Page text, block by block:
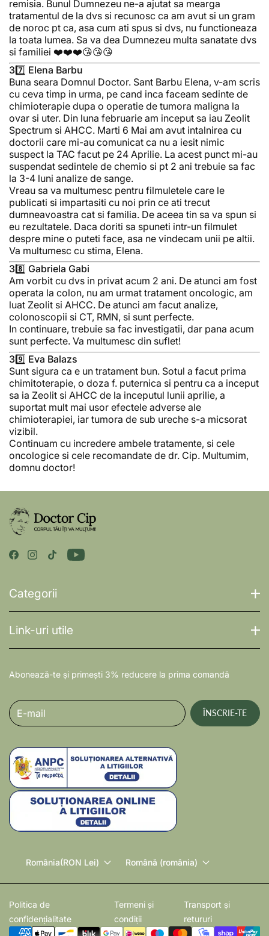
remisia. Bunul Dumnezeu ne-a ajutat sa mearga
tratamentul de la dvs si recunosc ca am avut si un gram
de noroc pt ca, asa cum ati spus si dvs, nu functioneaza
la toata lumea. Sa va dea Dumnezeu multa sanatate dvs
si familiei ❤️❤️❤️😘😘😘
37️⃣ Elena Barbu
Buna seara Domnul Doctor. Sant Barbu Elena, v-am scris
cu ceva timp in urma, pe cand inca faceam sedinte de
chimioterapie dupa o operatie de tumora maligna la
ovar si uter. Din luna februarie am inceput sa iau Zeolit
Spectrum si AHCC. Marti 6 Mai am avut intalnirea cu
doctorii care mi-au comunicat ca nu a iesit nimic
suspect la TAC facut pe 24 Aprilie. La acest punct mi-au
suspendat sedintele de chemio si pt 2 ani trebuie sa fac
la 3-4 luni analize de sange.
Vreau sa va multumesc pentru filmuletele care le
publicati si impartasiti cu noi prin ce ati trecut
dumneavoastra cat si familia. De aceea tin sa va spun si
eu rezultatele. Daca doriti sa spuneti intr-un filmulet
despre mine o puteti face, asa ne vindecam unii pe altii.
Va multumesc cu stima, Elena.
38️⃣ Gabriela Gabi
Am vorbit cu dvs in privat acum 2 ani. De atunci am fost
operata la colon, nu am urmat tratament oncologic, am
luat Zeolit si AHCC. De atunci am facut analize,
colonoscopii si CT, RMN, si sunt perfecte.
In continuare, trebuie sa fac investigatii, dar pana acum
sunt perfecte. Va multumesc din suflet!
39️⃣ Eva Balazs
Sunt sigura ca e un tratament bun. Sotul a facut prima
chimitoterapie, o doza f. puternica si pentru ca a inceput
sa ia Zeolit si AHCC de la inceputul lunii aprilie, a
suportat mult mai usor efectele adverse ale
chimioterapiei, iar tumora de sub ureche s-a micsorat
vizibil.
Continuam cu incredere ambele tratamente, si cele
oncologice si cele recomandate de dr. Cip. Multumim,
domnu doctor!
Categorii
Link-uri utile
Abonează-te și primești 3% reducere la prima comandă
E-mail
ÎNSCRIE-TE
România (RON Lei) Română (românia)
Politica de
confidențialitate
Termeni și
condiții
Transport și
retururi